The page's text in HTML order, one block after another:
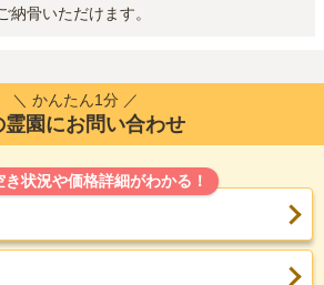
納骨いただけます。
＼ かんたん1分 ／
霊園にお問い合わせ
き状況や価格詳細がわかる！